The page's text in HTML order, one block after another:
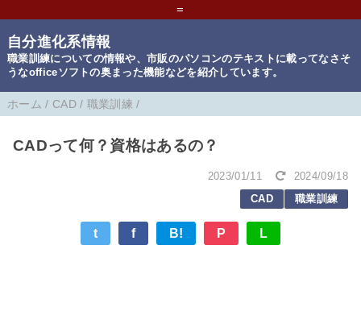
=
自分進化系情報
職業訓練についての情報や、市販のパソコンのテキストに載ってなさそ
うなofficeソフトの奥まった機能などを紹介しています。
ホーム / CAD / 職業訓練 /
CADって何？資格はあるの？
2023/01/11
2024/09/18
CAD
職業訓練
t f B! P L